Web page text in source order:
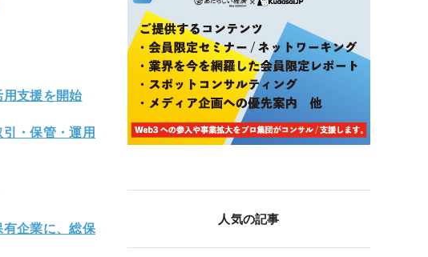
支援を開始
・保管・運用
企業に、総保
人気の記事